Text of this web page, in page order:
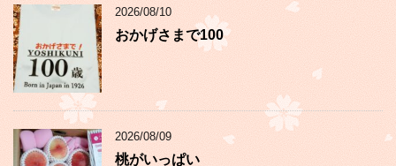
2026/08/10
おかげさまで100
2026/08/09
桃がいっぱい